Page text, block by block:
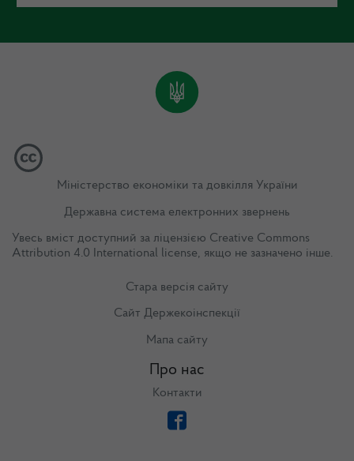
Міністерство економіки та довкілля України
Державна система електронних звернень
Увесь вміст доступний за ліцензією Creative Commons
Attribution 4.0 International license, якщо не зазначено інше.
Стара версія сайту
Сайт Держекоінспекції
Мапа сайту
Про нас
Контакти